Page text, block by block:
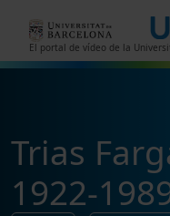
El portal de vídeo de la
Trias
1922-